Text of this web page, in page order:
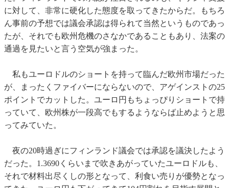
に対して、非常に硬化した態度を取ってきたからだ。もちろ
ん事前の予想では議会承認は得られて当然というものであっ
たが、それでも欧州危機のさなかであることもあり、法案の
通過を見たいと言う空気が強まった。
私もユーロドルのショートを持って臨んだ欧州市場だった
が、まったくファイバーにならないので、アゲインストの25
ポイントでカットした。ユーロ円もちょっぴりショートで持
っていて、欧州株が一段高でもするようならば止めようと思
ってみていた。
夜の20時過ぎにフィンランド議会では承認を議決したよう
だった。1.3690くらいまで吹きあがっていたユーロドルも、
それで材料出尽くしの形となって、利食い売りが優勢となっ